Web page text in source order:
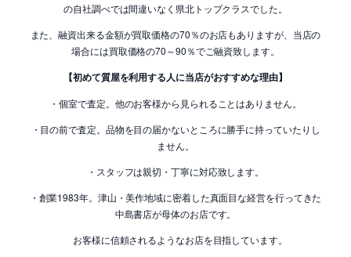
の自社調べでは間違いなく県北トップクラスでした。
また、融資出来る金額が買取価格の70％のお店もありますが、当店の
場合には買取価格の70～90％でご融資致します。
【初めて質屋を利用する人に当店がおすすめな理由】
・個室で査定。他のお客様から見られることはありません。
・目の前で査定。品物を目の届かないところに勝手に持っていたりし
ません。
・スタッフは親切・丁寧に対応致します。
・創業1983年。津山・美作地域に密着した真面目な経営を行ってきた
中島書店が母体のお店です。
お客様に信頼されるようなお店を目指しています。